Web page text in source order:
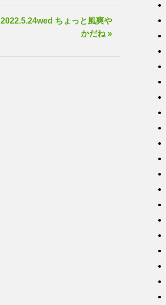
2022.5.24wed ちょっと風爽や
かだね »